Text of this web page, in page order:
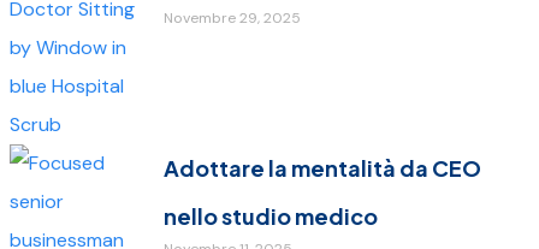
Novembre 29, 2025
Adottare la mentalità da CEO
nello studio medico